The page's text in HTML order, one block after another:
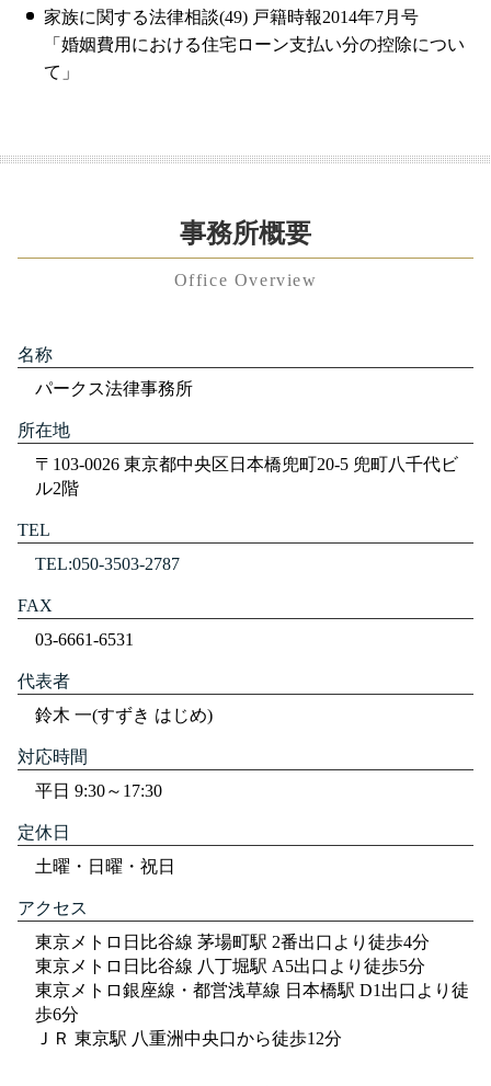
家族に関する法律相談(49) 戸籍時報2014年7月号
「婚姻費用における住宅ローン支払い分の控除につい
て」
事務所概要
Office Overview
名称
パークス法律事務所
所在地
〒103-0026 東京都中央区日本橋兜町20-5 兜町八千代ビ
ル2階
TEL
TEL:050-3503-2787
FAX
03-6661-6531
代表者
鈴木 一(すずき はじめ)
対応時間
平日 9:30～17:30
定休日
土曜・日曜・祝日
アクセス
東京メトロ日比谷線 茅場町駅 2番出口より徒歩4分
東京メトロ日比谷線 八丁堀駅 A5出口より徒歩5分
東京メトロ銀座線・都営浅草線 日本橋駅 D1出口より徒
歩6分
ＪＲ 東京駅 八重洲中央口から徒歩12分